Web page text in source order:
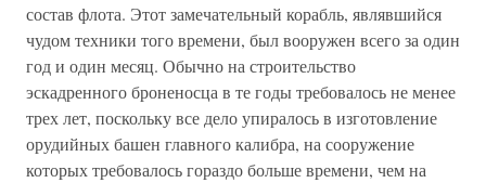
состав флота. Этот замечательный корабль, являвшийся
чудом техники того времени, был вооружен всего за один
год и один месяц. Обычно на строительство
эскадренного броненосца в те годы требовалось не менее
трех лет, поскольку все дело упиралось в изготовление
орудийных башен главного калибра, на сооружение
которых требовалось гораздо больше времени, чем на